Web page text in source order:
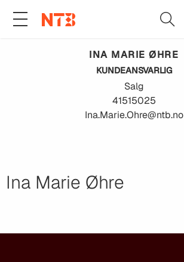
INA MARIE ØHRE
KUNDEANSVARLIG
Salg
41515025
Ina.Marie.Ohre@ntb.no
Ina Marie Øhre